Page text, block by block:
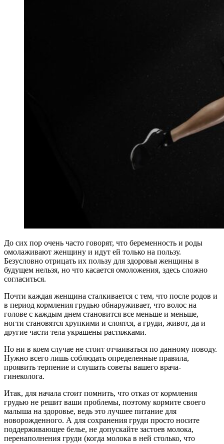
До сих пор очень часто говорят, что беременность и роды
омолаживают женщину и идут ей только на пользу.
Безусловно отрицать их пользу для здоровья женщины в
будущем нельзя, но что касается омоложения, здесь сложно
согласиться.
Почти каждая женщина сталкивается с тем, что после родов и
в период кормления грудью обнаруживает, что волос на
голове с каждым днем становится все меньше и меньше,
ногти становятся хрупкими и слоятся, а груди, живот, да и
другие части тела украшены растяжками.
Но ни в коем случае не стоит отчаиваться по данному поводу.
Нужно всего лишь соблюдать определенные правила,
проявить терпение и слушать советы вашего врача-
гинеколога.
Итак, для начала стоит помнить, что отказ от кормления
грудью не решит ваши проблемы, поэтому кормите своего
малыша на здоровье, ведь это лучшее питание для
новорожденного. А для сохранения груди просто носите
поддерживающее белье, не допускайте застоев молока,
перенаполнения груди (когда молока в ней столько, что